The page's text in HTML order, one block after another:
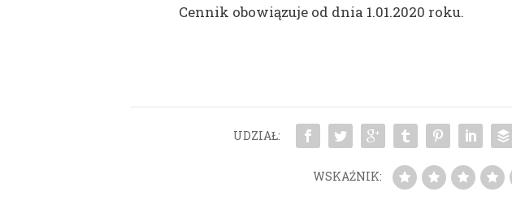
Cennik obowiązuje od dnia 1.01.2020 roku.
UDZIAŁ:
WSKAŹNIK: